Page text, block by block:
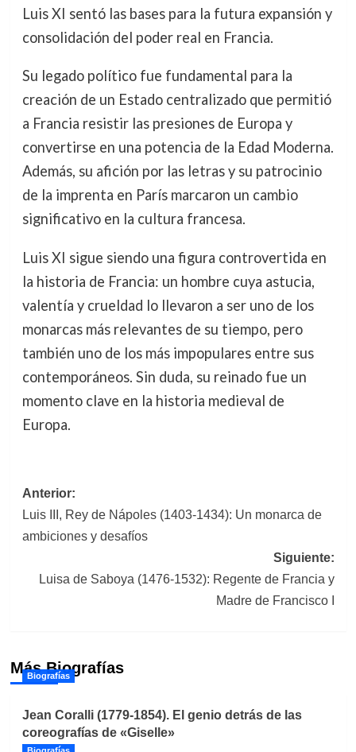
Luis XI sentó las bases para la futura expansión y
consolidación del poder real en Francia.
Su legado político fue fundamental para la
creación de un Estado centralizado que permitió
a Francia resistir las presiones de Europa y
convertirse en una potencia de la Edad Moderna.
Además, su afición por las letras y su patrocinio
de la imprenta en París marcaron un cambio
significativo en la cultura francesa.
Luis XI sigue siendo una figura controvertida en
la historia de Francia: un hombre cuya astucia,
valentía y crueldad lo llevaron a ser uno de los
monarcas más relevantes de su tiempo, pero
también uno de los más impopulares entre sus
contemporáneos. Sin duda, su reinado fue un
momento clave en la historia medieval de
Europa.
Navegación
de
entradas
Anterior:
Luis III, Rey de Nápoles (1403-1434): Un monarca de
ambiciones y desafíos
Siguiente:
Luisa de Saboya (1476-1532): Regente de Francia y
Madre de Francisco I
Más Biografías
Biografías
Jean Coralli (1779-1854). El genio detrás de las
coreografías de «Giselle»